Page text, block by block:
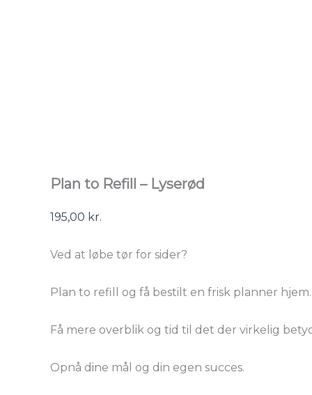
Plan to Refill – Lyserød
195,00 kr.
Ved at løbe tør for sider?
Plan to refill og få bestilt en frisk planner hjem.
Få mere overblik og tid til det der virkelig
Opnå dine mål og din egen succes.